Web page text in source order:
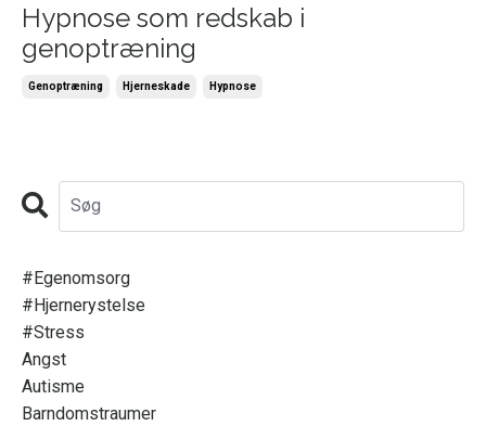
Hypnose som redskab i
genoptræning
Genoptræning Hjerneskade Hypnose
#egenomsorg
#hjernerystelse
#stress
Angst
Autisme
Barndomstraumer